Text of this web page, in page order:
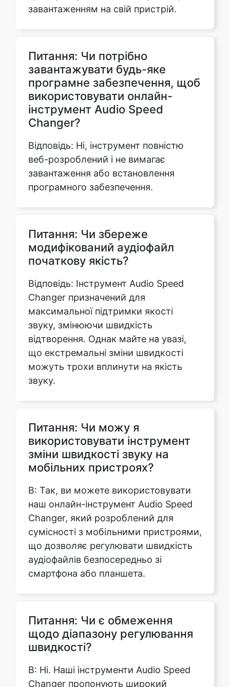
Питання: Чи потрібно
використовувати онлайн-
інструмент Audio Speed
Changer?
Відповідь: Ні, інструмент повністю
веб-розроблений і не вимагає
завантаження або встановлення
програмного забезпечення.
Питання: Чи збереже
Відповідь: Інструмент Audio Speed
Changer призначений для
максимальної підтримки якості
звуку, змінюючи швидкість
відтворення. Однак майте на увазі,
що екстремальні зміни швидкості
можуть трохи вплинути на якість
звуку.
Питання: Чи можу я
мобільних пристроях?
В: Так, ви можете використовувати
наш онлайн-інструмент Audio Speed
Changer, який розроблений для
сумісності з мобільними пристроями,
що дозволяє регулювати швидкість
аудіофайлів безпосередньо зі
смартфона або планшета.
Питання: Чи є обмеження
В: Ні. Наші інструменти Audio Speed
Changer пропонують широкий
діапазон параметрів швидкості від
0.2x до 3x, що дозволяє сповільнити
або прискорити звук відповідно до